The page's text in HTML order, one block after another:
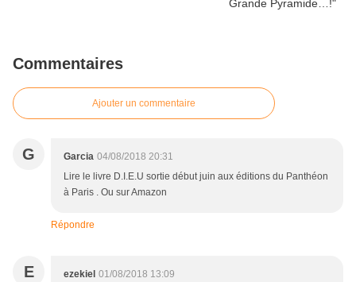
Commentaires
Ajouter un commentaire
G Garcia 04/08/2018 20:31
Lire le livre D.I.E.U sortie début juin aux éditions du Panthéon
à Paris . Ou sur Amazon
Répondre
E ezekiel 01/08/2018 13:09